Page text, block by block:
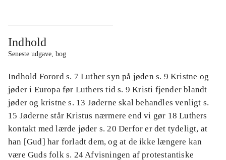
Indhold
Seneste udgave, bog
Indhold Forord s. 7 Luther syn på jøden s. 9 Kristne og
jøder i Europa før Luthers tid s. 9 Kristi fjender blandt
jøder og kristne s. 13 Jøderne skal behandles venligt s.
15 Jøderne står Kristus nærmere end vi gør 18 Luthers
kontakt med lærde jøder s. 20 Derfor er det tydeligt, at
han [Gud] har forladt dem, og at de ikke længere kan
være Guds folk s. 24 Afvisningen af protestantiske